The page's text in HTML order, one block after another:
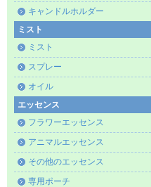
キャンドルホルダー
ミスト
ミスト
スプレー
オイル
エッセンス
フラワーエッセンス
アニマルエッセンス
その他のエッセンス
専用ポーチ